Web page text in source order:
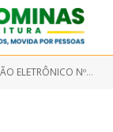
FUTURA E EVENTUAL AQUISIÇÃO DE GÊNEROS DE ALIMENTAÇÃO, MATERIAIS DE LIMPEZA E PRODUTOS DE HIGIENIZAÇÃO, PARA COMPOR AS CESTAS BÁSICAS DESTINADAS AOS SERVIDORES DA AGÊNCIA DE SANEAMENTO DE PARAGOMINAS/PA)